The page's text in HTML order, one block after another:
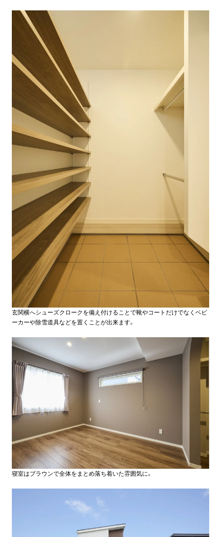
玄関横へシューズクロークを備え付けることで靴やコートだけでなくベビ
ーカーや除雪道具などを置くことが出来ます。
寝室はブラウンで全体をまとめ落ち着いた雰囲気に。